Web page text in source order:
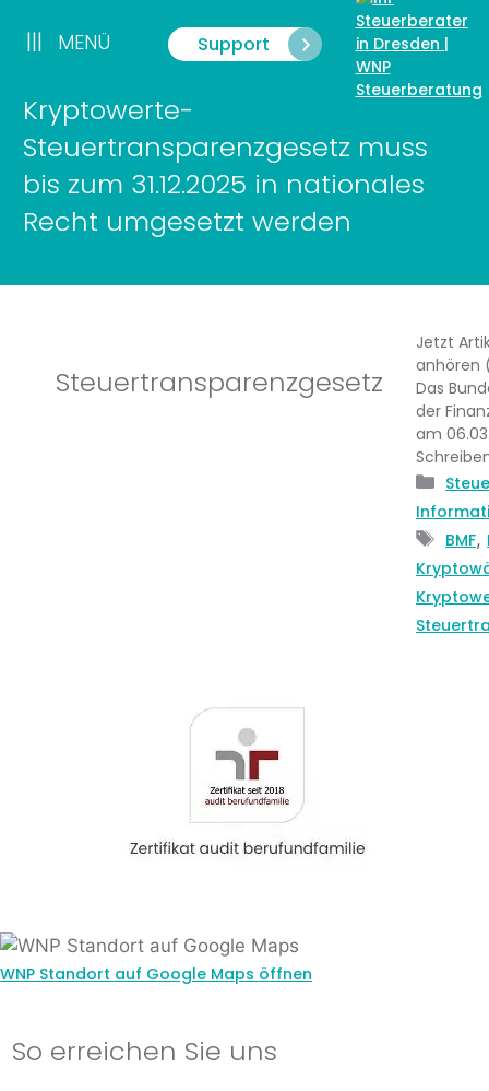
Inhalt
springen
Support
||| MENÜ
Kryptowerte-
Steuertransparenzgesetz muss
bis zum 31.12.2025 in nationales
Recht umgesetzt werden
Steuertransparenzgesetz
Jetzt
anhören
Das
der
am
BMF,
WNP Standort auf Google Maps öffnen
So erreichen Sie uns